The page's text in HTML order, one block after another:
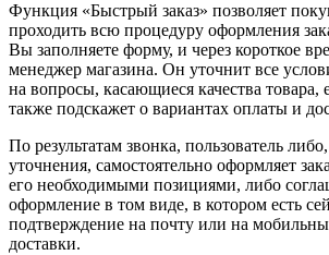
Функция «Быстрый заказ» позволяет
проходить всю процедуру оформления
Вы заполняете форму, и через короткое
менеджер магазина. Он уточнит все
на вопросы, касающиеся качества товара,
также подскажет о вариантах оплаты и
По результатам звонка, пользователь
уточнения, самостоятельно оформляет
его необходимыми позициями, либо
оформление в том виде, в котором есть
подтверждение на почту или на
доставки.